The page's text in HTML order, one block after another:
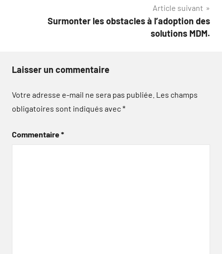
Article suivant
Surmonter les obstacles à l’adoption des
solutions MDM.
Laisser un commentaire
Votre adresse e-mail ne sera pas publiée. Les champs
obligatoires sont indiqués avec*
Commentaire*